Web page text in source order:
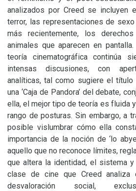
analizados por Creed se incluyen
terror, las representaciones de
más recientemente, los
animales que aparecen en
teoría cinematográfica continúa
intensas discusiones, con
analíticas, tal como sugiere el
una ‘Caja de Pandora’ del debate,
ella, el mejor tipo de teoría es fluida
rango de posturas. Sin embargo, a
posible vislumbrar cómo ella
importancia de la noción de ‘lo
aquello que no reconoce límites,
que altera la identidad, el sistema
clase de cine que Creed analiza
desvaloración social,